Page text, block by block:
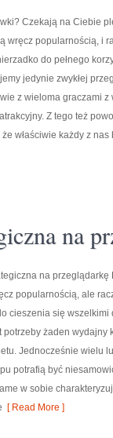
Czekają na Ciebie
wręcz popularnością, i
do pełnego
jedynie zwykłej
z wieloma graczami
Z tego też
właściwie każdy z
na
na
popularnością, ale
cieszenia się
żaden
Jednocześnie wielu
potrafią być
w sobie
[ Read More ]